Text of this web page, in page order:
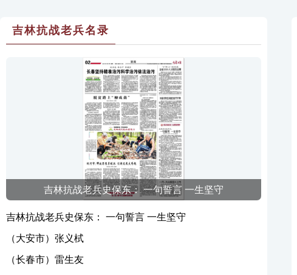
吉林抗战老兵名录
吉林抗战老兵史保东： 一句誓言 一生坚守
吉林抗战老兵史保东： 一句誓言 一生坚守
（大安市）张义栻
（长春市）雷生友